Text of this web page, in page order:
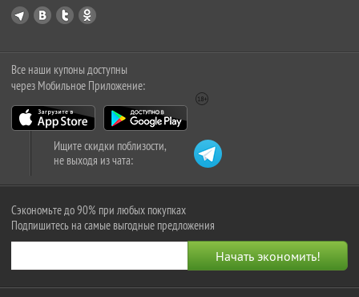
Все наши купоны доступны
через Мобильное Приложение:
Ищите скидки поблизости,
не выходя из чата:
Сэкономьте до 90% при любых покупках
Подпишитесь на самые выгодные предложения